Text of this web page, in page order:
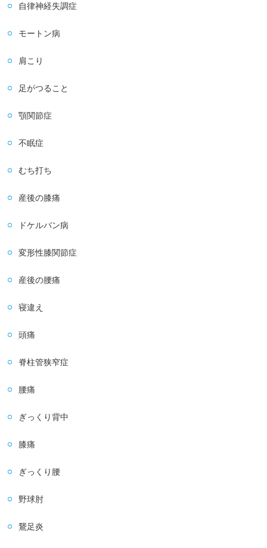
自律神経失調症
モートン病
肩こり
足がつること
顎関節症
不眠症
むち打ち
産後の膝痛
ドケルバン病
変形性膝関節症
産後の腰痛
寝違え
頭痛
脊柱管狭窄症
腰痛
ぎっくり背中
膝痛
ぎっくり腰
野球肘
鵞足炎